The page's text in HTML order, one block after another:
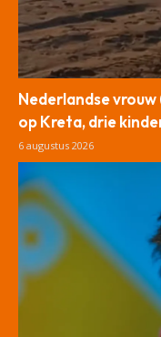
Nederlandse
op Kreta, drie
6 augustus 2026